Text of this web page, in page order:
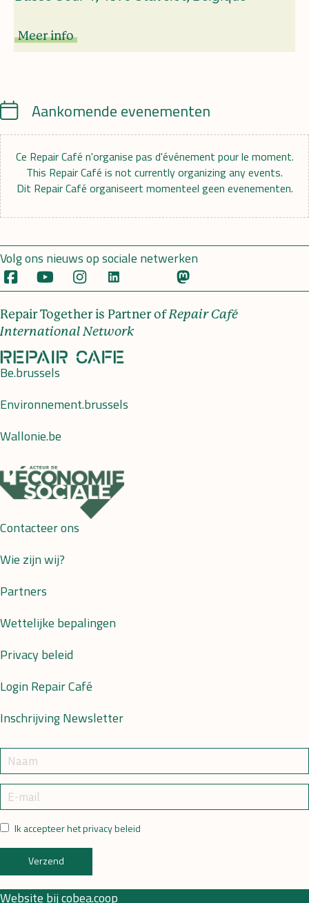
Meer info
CalendarAankomende evenementen
Ce Repair Café n'organise pas d'événement pour le moment.
This Repair Café is not currently organizing any events.
Dit Repair Café organiseert momenteel geen evenementen.
Volg ons nieuws op sociale netwerken
Repair Together is Partner ofRepair Café
International Network
Be.brussels
Environnement.brussels
Wallonie.be
Contacteer ons
Wie zijn wij?
Partners
Wettelijke bepalingen
Privacy beleid
Login Repair Café
Inschrijving Newsletter
Ik accepteer het privacy beleid
Verzend
Website bijcobea.coop